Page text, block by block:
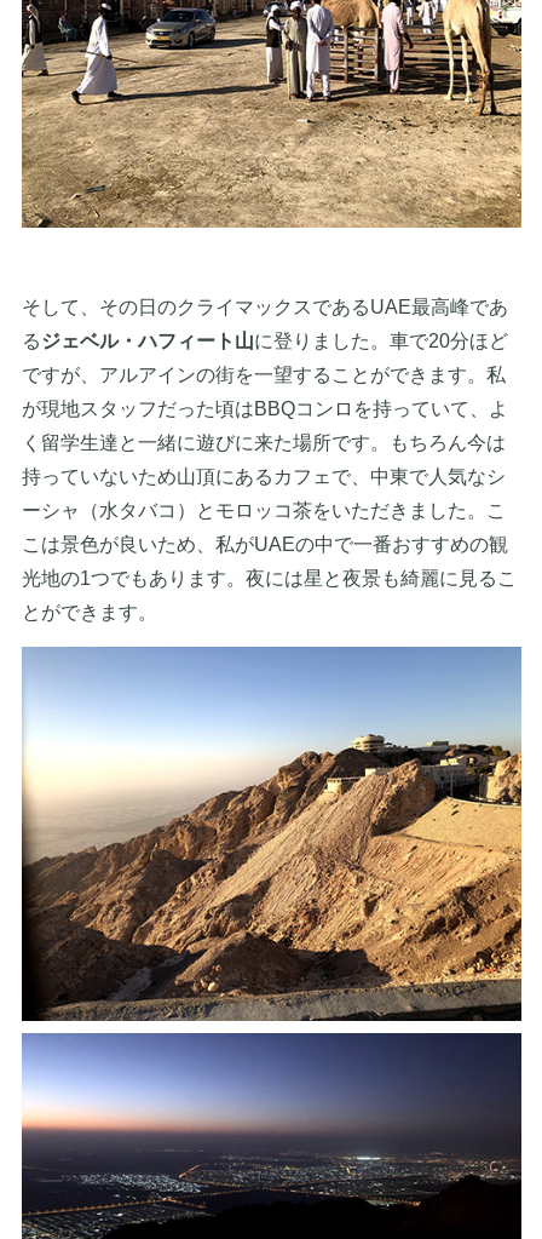
そして、その日のクライマックスであるUAE最高峰であ
るジェベル・ハフィート山に登りました。車で20分ほど
ですが、アルアインの街を一望することができます。私
が現地スタッフだった頃はBBQコンロを持っていて、よ
く留学生達と一緒に遊びに来た場所です。もちろん今は
持っていないため山頂にあるカフェで、中東で人気なシ
ーシャ（水タバコ）とモロッコ茶をいただきました。こ
こは景色が良いため、私がUAEの中で一番おすすめの観
光地の1つでもあります。夜には星と夜景も綺麗に見るこ
とができます。